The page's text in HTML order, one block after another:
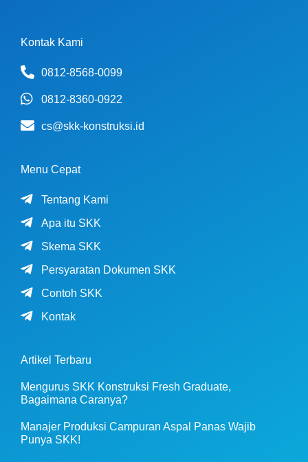
Kontak Kami
0812-8568-0099
0812-8360-0922
cs@skk-konstruksi.id
Menu Cepat
Tentang Kami
Apa itu SKK
Skema SKK
Persyaratan Dokumen SKK
Contoh SKK
Kontak
Artikel Terbaru
Mengurus SKK Konstruksi Fresh Graduate,
Bagaimana Caranya?
Manajer Produksi Campuran Aspal Panas Wajib
Punya SKK!